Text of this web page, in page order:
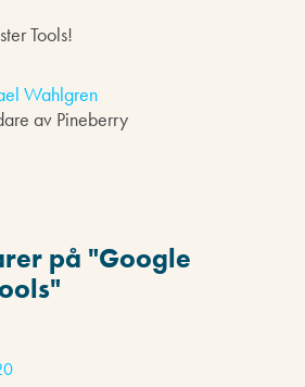
Tools!
Wahlgren
av Pineberry
på "Google
"